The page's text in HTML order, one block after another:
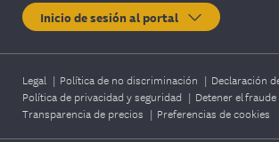
Inicio de sesión al portal
Legal | Política de no discriminación | Declaración
Política de privacidad y seguridad | Detener el fraude
Transparencia de precios | Preferencias de cookies